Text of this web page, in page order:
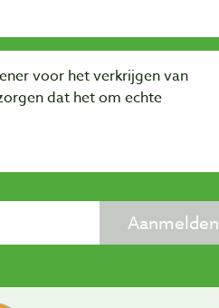
voor het verkrijgen van
dat het om echte
Aanmelden